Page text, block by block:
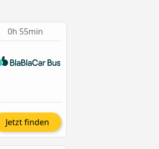
0h 55min
Jetzt finden